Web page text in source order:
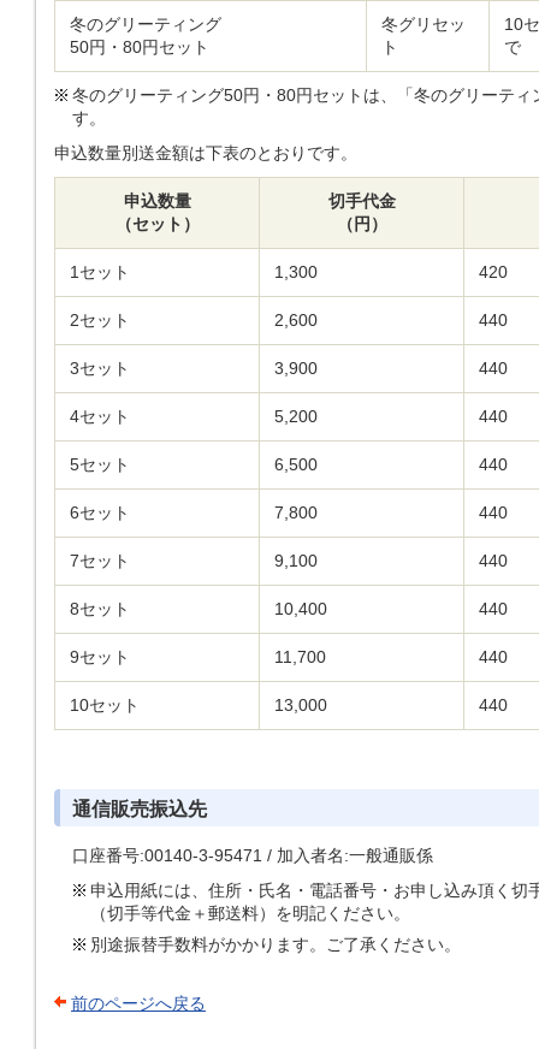
冬のグリーティング
50円・80円セット
冬グリセッ
ト
10
で
冬のグリーティング50円・80円セットは、「冬のグリーテ
す。
申込数量別送金額は下表のとおりです。
申込数量
（セット）
切手代金
（円）
1セット 1,300 420
2セット 2,600 440
3セット 3,900 440
4セット 5,200 440
5セット 6,500 440
6セット 7,800 440
7セット 9,100 440
8セット 10,400 440
9セット 11,700 440
10セット 13,000 440
通信販売振込先
口座番号:00140-3-95471 / 加入者名:一般通販係
申込用紙には、住所・氏名・電話番号・お申し込み頂く切
（切手等代金＋郵送料）を明記ください。
別途振替手数料がかかります。ご了承ください。
前のページへ戻る